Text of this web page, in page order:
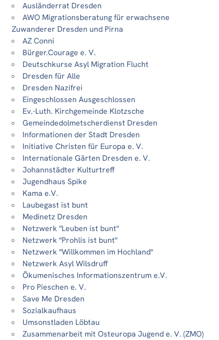
Ausländerrat Dresden
AWO Migrationsberatung für erwachsene
Zuwanderer Dresden und Pirna
AZ Conni
Bürger.Courage e. V.
Deutschkurse Asyl Migration Flucht
Dresden für Alle
Dresden Nazifrei
Eingeschlossen Ausgeschlossen
Ev.-Luth. Kirchgemeinde Klotzsche
Gemeindedolmetscherdienst Dresden
Informationen der Stadt Dresden
Initiative Christen für Europa e. V.
Internationale Gärten Dresden e. V.
Johannstädter Kulturtreff
Jugendhaus Spike
Kama e.V.
Laubegast ist bunt
Medinetz Dresden
Netzwerk "Leuben ist bunt"
Netzwerk "Prohlis ist bunt"
Netzwerk "Willkommen im Hochland"
Netzwerk Asyl Wilsdruff
Ökumenisches Informationszentrum e.V.
Pro Pieschen e. V.
Save Me Dresden
Sozialkaufhaus
Umsonstladen Löbtau
Zusammenarbeit mit Osteuropa Jugend e. V. (ZMO)